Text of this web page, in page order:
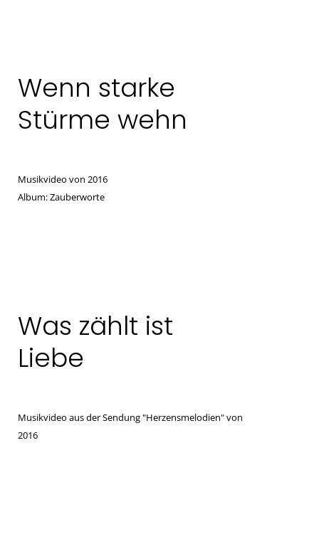
Wenn starke
Stürme wehn
Musikvideo von 2016
Album: Zauberworte
Was zählt ist
Liebe
Musikvideo aus der Sendung "Herzensmelodien" von
2016